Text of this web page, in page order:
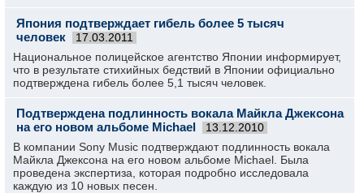
Япония подтверждает гибель более 5 тысяч
человек
17.03.2011
Национальное полицейское агентство Японии информирует,
что в результате стихийных бедствий в Японии официально
подтверждена гибель более 5,1 тысяч человек.
Подтверждена подлинность вокала Майкла Джексона
на его новом альбоме Michael
13.12.2010
В компании Sony Music подтверждают подлинность вокала
Майкла Джексона на его новом альбоме Michael. Была
проведена экспертиза, которая подробно исследовала
каждую из 10 новых песен.